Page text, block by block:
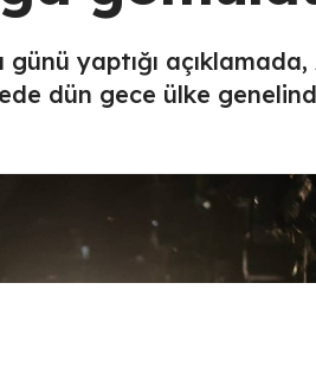
yaptığı açıklamada,
dün gece ülke